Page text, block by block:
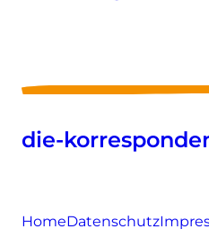
die-
HomeDatenschutz